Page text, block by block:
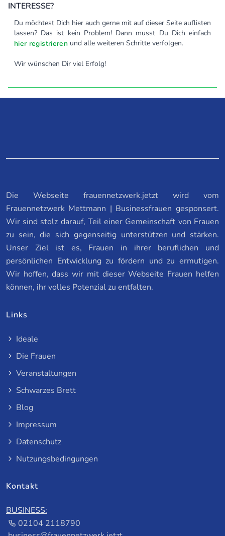
INTERESSE?
Du möchtest Dich hier auch gerne mit auf dieser Seite auflisten
lassen? Das ist kein Problem! Dann musst Du Dich einfach
hier registrierenund alle weiteren Schritte verfolgen.
Wir wünschen Dir viel Erfolg!
Die Webseite frauennetzwerk.jetzt wird vom
Frauennetzwerk Mettmann | Businessfrauen gesponsert.
Wir sind stolz darauf, Teil einer Gemeinschaft von Frauen
zu sein, die sich gegenseitig unterstützen und stärken.
Unser Ziel ist es, Frauen in ihrer beruflichen und
persönlichen Entwicklung zu fördern und zu ermutigen.
Wir hoffen, dass wir mit dieser Webseite Frauen helfen
können, ihr volles Potenzial zu entfalten.
Links
Ideale
Die Frauen
Veranstaltungen
Schwarzes Brett
Blog
Impressum
Datenschutz
Nutzungsbedingungen
Kontakt
BUSINESS:
02104 2118790